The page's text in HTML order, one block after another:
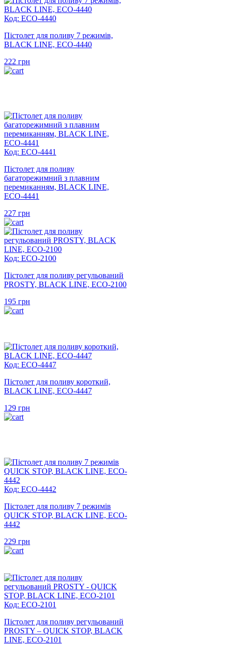
Код: ECO-4440
Пістолет для поливу 7 режимів,
BLACK LINE, ECO-4440
222 грн
Код: ECO-4441
Пістолет для поливу
багаторежимний з плавним
перемиканням, BLACK LINE,
ECO-4441
227 грн
Код: ECO-2100
Пістолет для поливу регульований
PROSTY, BLACK LINE, ECO-2100
195 грн
Код: ECO-4447
Пістолет для поливу короткий,
BLACK LINE, ECO-4447
129 грн
Код: ECO-4442
Пістолет для поливу 7 режимів
QUICK STOP, BLACK LINE, ECO-
4442
229 грн
Код: ECO-2101
Пістолет для поливу регульований
PROSTY – QUICK STOP, BLACK
LINE, ECO-2101